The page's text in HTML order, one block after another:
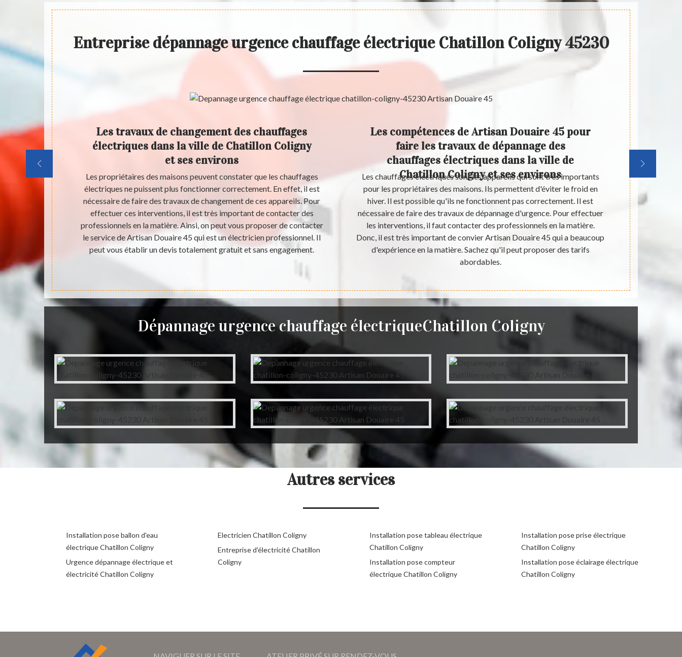
Entreprise dépannage urgence chauffage électrique Chatillon Coligny 45230
se faire
Les travaux de changement des chauffages
électriques dans la ville de Chatillon Coligny
et ses environs
Les propriétaires des maisons peuvent constater que les chauffages
électriques ne puissent plus fonctionner correctement. En effet, il est
nécessaire de faire des travaux de changement de ces appareils. Pour
effectuer ces interventions, il est très important de contacter des
professionnels en la matière. Ainsi, on peut vous proposer de contacter
le service de Artisan Douaire 45 qui est un électricien professionnel. Il
peut vous établir un devis totalement gratuit et sans engagement.
Les compétences de Artisan Douaire 45 pour
faire les travaux de dépannage des
chauffages électriques dans la ville de
Chatillon Coligny et ses environs
Les chauffages électriques sont les appareils qui sont très importants
pour les propriétaires des maisons. Ils permettent d'éviter le froid en
hiver. Il est possible qu'ils ne fonctionnent pas correctement. Il est
nécessaire de faire des travaux de dépannage d'urgence. Pour effectuer
les interventions, il faut contacter des professionnels en la matière.
Donc, il est très important de convier Artisan Douaire 45 qui a beaucoup
d'expérience en la matière. Sachez qu'il peut proposer des tarifs
abordables.
Les
Dépannage urgence chauffage électriqueChatillon Coligny
Autres services
Installation pose ballon d'eau
électrique Chatillon Coligny
Urgence dépannage électrique et
électricité Chatillon Coligny
Electricien Chatillon Coligny
Entreprise d'électricité Chatillon
Coligny
Installation pose tableau électrique
Chatillon Coligny
Installation pose compteur
électrique Chatillon Coligny
Installation pose prise électrique
Chatillon Coligny
Installation pose éclairage électrique
Chatillon Coligny